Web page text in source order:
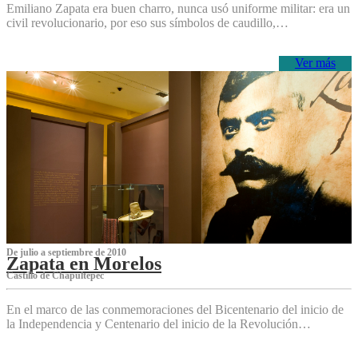
Emiliano Zapata era buen charro, nunca usó uniforme militar: era un
civil revolucionario, por eso sus símbolos de caudillo,…
Ver más
De julio a septiembre de 2010
Zapata en Morelos
Castillo de Chapultepec
En el marco de las conmemoraciones del Bicentenario del inicio de
la Independencia y Centenario del inicio de la Revolución…